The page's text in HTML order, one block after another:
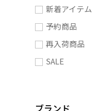
新着アイテム
予約商品
再入荷商品
SALE
ブランド